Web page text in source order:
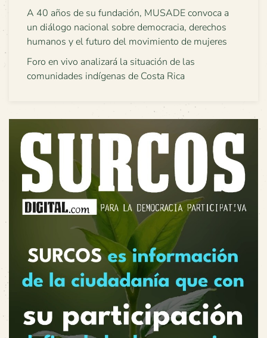
A 40 años de su fundación, MUSADE convoca a
un diálogo nacional sobre democracia, derechos
humanos y el futuro del movimiento de mujeres
Foro en vivo analizará la situación de las
comunidades indígenas de Costa Rica